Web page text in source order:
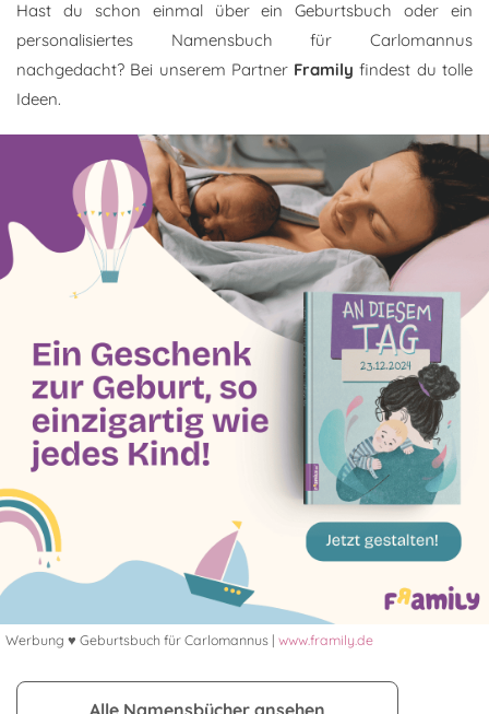
Hast du schon einmal über ein Geburtsbuch oder ein
personalisiertes Namensbuch für Carlomannus
nachgedacht? Bei unserem Partner Framily findest du tolle
Ideen.
Werbung ♥ Geburtsbuch für Carlomannus | www.framily.de